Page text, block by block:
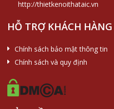
http://thietkenoithataic.vn
HỖ TRỢ KHÁCH HÀNG
Chính sách bảo mật thông tin
Chính sách và quy định